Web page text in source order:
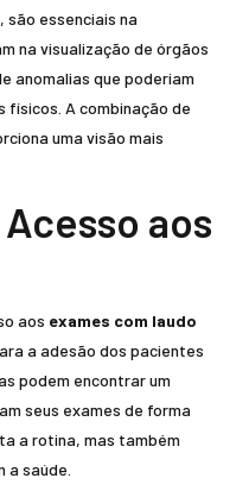
essenciais na
na visualização de órgãos
anomalias que poderiam
físicos. A combinação de
uma visão mais
aos
aos exames com laudo
a adesão dos pacientes
podem encontrar um
seus exames de forma
a rotina, mas também
a saúde.